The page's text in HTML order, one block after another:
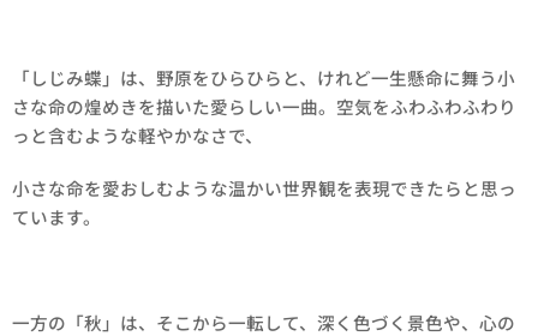
「しじみ蝶」は、野原をひらひらと、けれど一生懸命に舞う小
さな命の煌めきを描いた愛らしい一曲。空気をふわふわふわり
っと含むような軽やかなさで、
小さな命を愛おしむような温かい世界観を表現できたらと思っ
ています。
一方の「秋」は、そこから一転して、深く色づく景色や、心の